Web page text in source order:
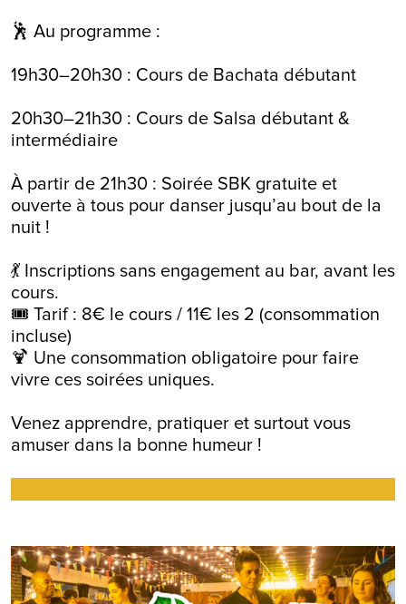
🕺 Au programme :
19h30–20h30 : Cours de Bachata débutant
20h30–21h30 : Cours de Salsa débutant &
intermédiaire
À partir de 21h30 : Soirée SBK gratuite et
ouverte à tous pour danser jusqu’au bout de la
nuit !
💃 Inscriptions sans engagement au bar, avant les
cours.
🎟️ Tarif : 8€ le cours / 11€ les 2 (consommation
incluse)
🍹 Une consommation obligatoire pour faire
vivre ces soirées uniques.
Venez apprendre, pratiquer et surtout vous
amuser dans la bonne humeur !